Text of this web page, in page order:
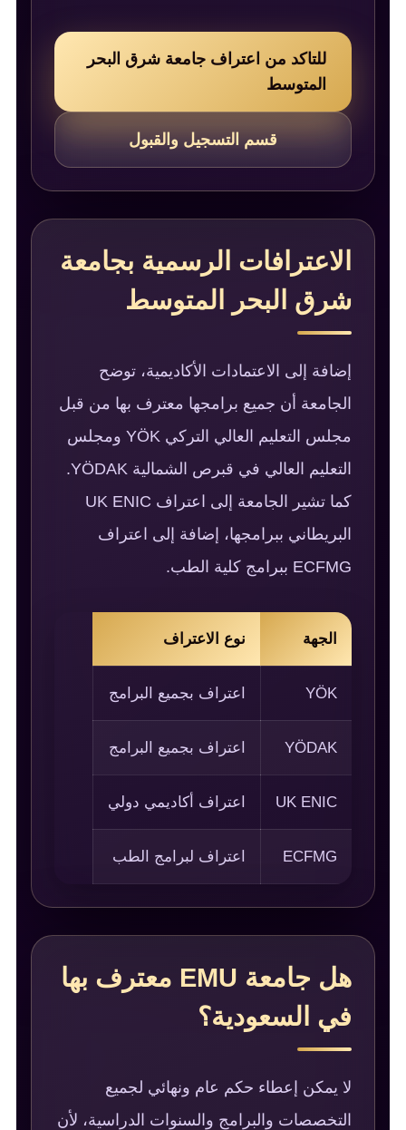
للتاكد من اعتراف جامعة شرق البحر
المتوسط
قسم التسجيل والقبول
الاعترافات الرسمية بجامعة
شرق البحر المتوسط
إضافة إلى الاعتمادات الأكاديمية، توضح
الجامعة أن جميع برامجها معترف بها من قبل
مجلس التعليم العالي التركي YÖK ومجلس
التعليم العالي في قبرص الشمالية YÖDAK.
كما تشير الجامعة إلى اعتراف UK ENIC
البريطاني ببرامجها، إضافة إلى اعتراف
ECFMG ببرامج كلية الطب.
الجهة نوع الاعتراف
YÖK اعتراف بجميع البرامج
YÖDAK اعتراف بجميع البرامج
UK ENIC اعتراف أكاديمي دولي
ECFMG اعتراف لبرامج الطب
هل جامعة EMU معترف بها
في السعودية؟
لا يمكن إعطاء حكم عام ونهائي لجميع
التخصصات والبرامج والسنوات الدراسية، لأن